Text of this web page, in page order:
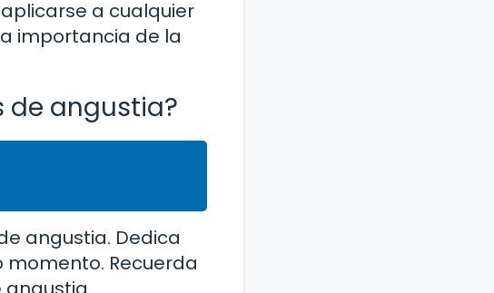
a cualquier
importancia de la
de angustia?
angustia. Dedica
Recuerda